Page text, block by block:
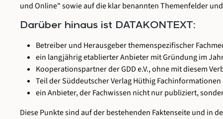
und Online" sowie auf die klar benannten Themenfelder
Darüber hinaus ist DATAKONTEXT:
Betreiber und Herausgeber themenspezifischer
ein langjährig etablierter Anbieter mit Gründung im
Kooperationspartner der GDD e.V., ohne mit diesem
Teil der Süddeutscher Verlag Hüthig Fachinformationen
ein Anbieter, der Fachwissen nicht nur publiziert,
Diese Punkte sind auf der bestehenden Faktenseite und in